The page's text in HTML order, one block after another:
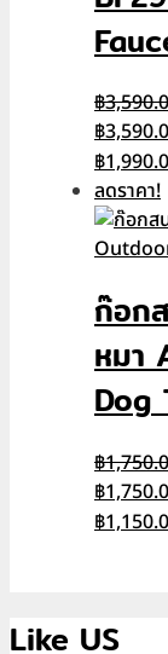
฿
฿
฿
ลดราคา!
ก๊อก
หมา
Dog
฿
฿
฿
Like US